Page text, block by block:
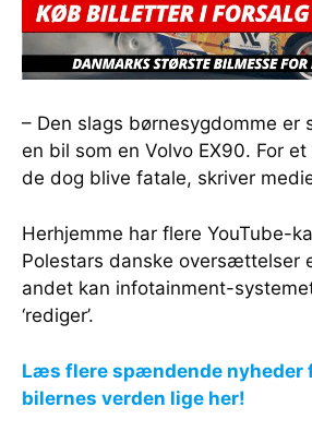
– Den slags børnesygdomme er
en bil som en Volvo EX90. For
de dog blive fatale, skriver
Herhjemme har flere YouTube-
Polestars danske oversættelser
andet kan infotainment-
‘rediger’.
Læs flere spændende nyheder
bilernes verden lige her!